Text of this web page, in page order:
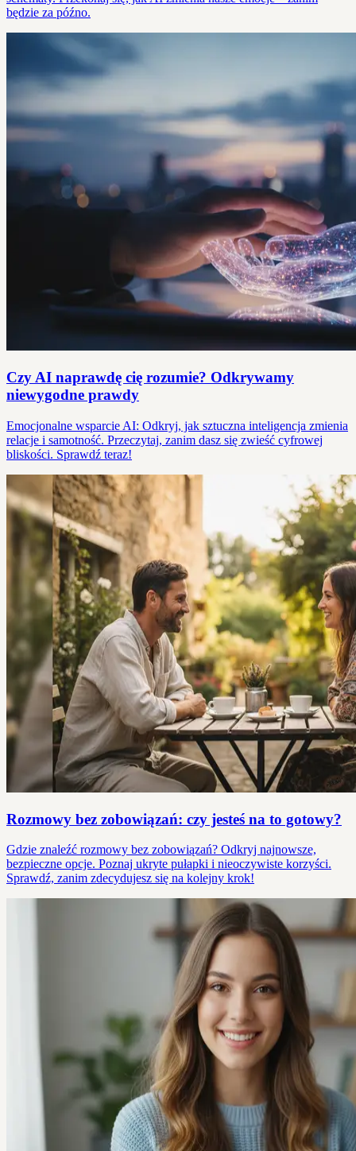
będzie za późno.
Czy AI naprawdę cię rozumie? Odkrywamy
niewygodne prawdy
Emocjonalne wsparcie AI: Odkryj, jak sztuczna inteligencja zmienia
relacje i samotność. Przeczytaj, zanim dasz się zwieść cyfrowej
bliskości. Sprawdź teraz!
Rozmowy bez zobowiązań: czy jesteś na to gotowy?
Gdzie znaleźć rozmowy bez zobowiązań? Odkryj najnowsze,
bezpieczne opcje. Poznaj ukryte pułapki i nieoczywiste korzyści.
Sprawdź, zanim zdecydujesz się na kolejny krok!